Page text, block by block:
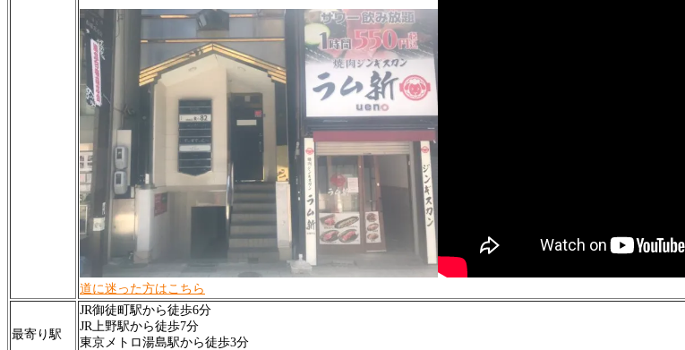
道に迷った方はこちら
最寄り駅
JR御徒町駅から徒歩6分
JR上野駅から徒歩7分
東京メトロ湯島駅から徒歩3分